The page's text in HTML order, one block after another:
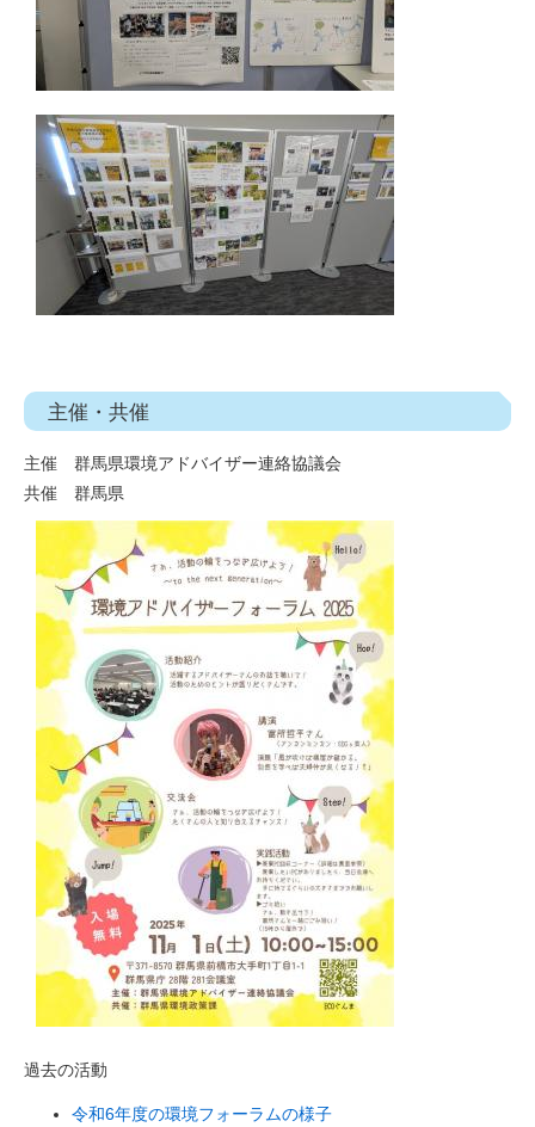
主催・共催
主催 群馬県環境アドバイザー連絡協議会
共催 群馬県
過去の活動
令和6年度の環境フォーラムの様子